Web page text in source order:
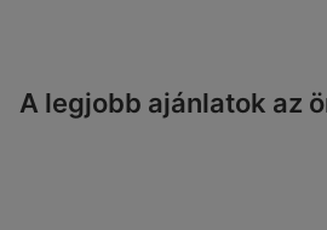
A legjobb ajánlatok az